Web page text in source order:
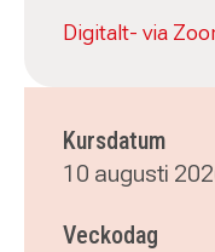
Digitalt- via
Kursdatum
10 augusti
Veckodag